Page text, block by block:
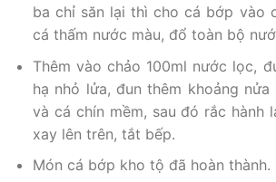
ba chỉ săn lại thì cho cá bớp vào
cá thấm nước màu, đổ toàn bộ
Thêm vào chảo 100ml nước lọc,
hạ nhỏ lửa, đun thêm khoảng
và cá chín mềm, sau đó rắc hành
xay lên trên, tắt bếp.
Món cá bớp kho tộ đã hoàn thành.